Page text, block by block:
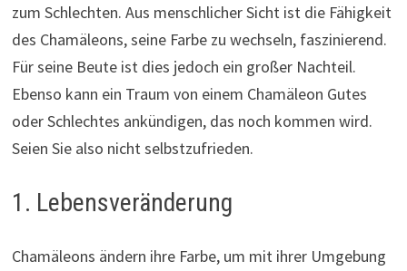
zum Schlechten. Aus menschlicher Sicht ist die Fähigkeit
des Chamäleons, seine Farbe zu wechseln, faszinierend.
Für seine Beute ist dies jedoch ein großer Nachteil.
Ebenso kann ein Traum von einem Chamäleon Gutes
oder Schlechtes ankündigen, das noch kommen wird.
Seien Sie also nicht selbstzufrieden.
1. Lebensveränderung
Chamäleons ändern ihre Farbe, um mit ihrer Umgebung